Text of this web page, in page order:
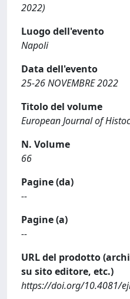
2022)
Luogo dell'evento
Napoli
Data dell'evento
25-26 NOVEMBRE 2022
Titolo del volume
European Journal of
N. Volume
66
Pagine (da)
--
Pagine (a)
--
URL del prodotto
su sito editore, etc.)
https://doi.org/10.4081/